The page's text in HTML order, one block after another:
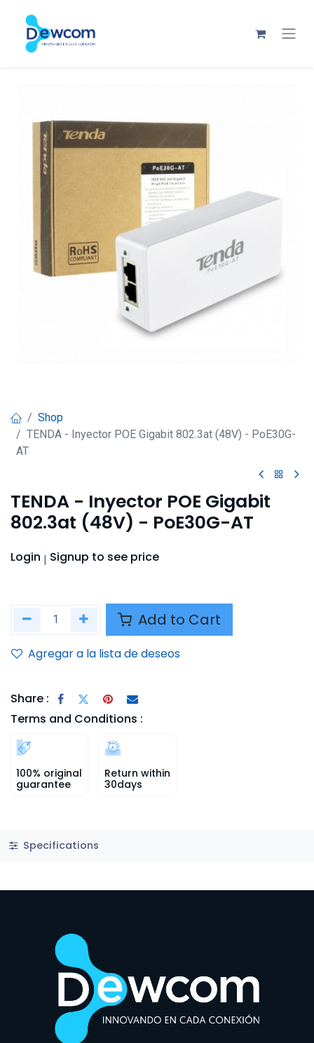
Shop
TENDA - Inyector POE Gigabit 802.3at (48V) - PoE30G-
AT
TENDA - Inyector POE Gigabit
802.3at (48V) - PoE30G-AT
Login | Signup to see price
Add to Cart
Agregar a la lista de deseos
Share :
Terms and Conditions :
100% original
guarantee
Return within
30days
Specifications